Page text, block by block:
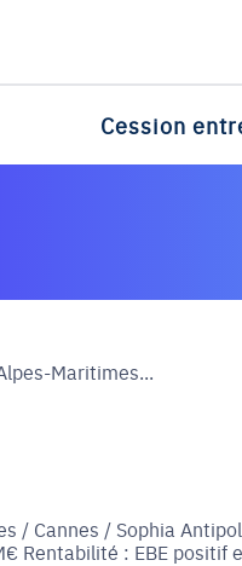
Cession
Maritimes...
/ Cannes / Sophia
Rentabilité : EBE positif